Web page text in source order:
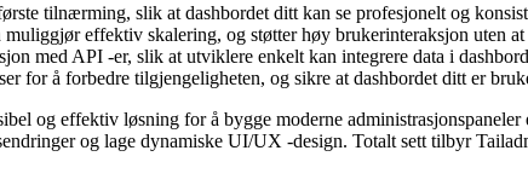
tilnærming, slik at dashbordet ditt kan se profesjonelt og
effektiv skalering, og støtter høy brukerinteraksjon uten at
med API -er, slik at utviklere enkelt kan integrere data i
for å forbedre tilgjengeligheten, og sikre at dashbordet ditt er
og effektiv løsning for å bygge moderne
og lage dynamiske UI/UX -design. Totalt sett tilbyr